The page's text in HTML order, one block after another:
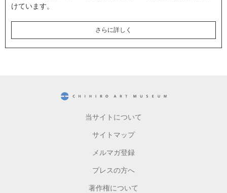
けています。
さらに詳しく
当サイトについて
サイトマップ
メルマガ登録
プレスの方へ
著作権について